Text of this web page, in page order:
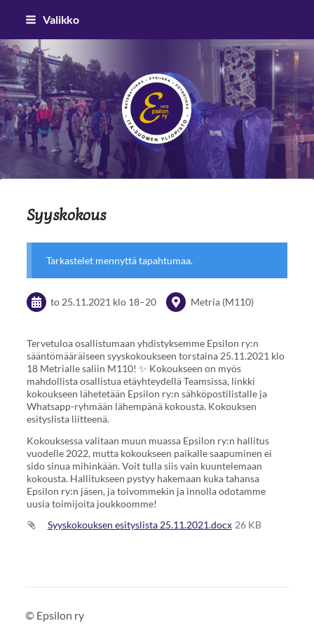
Siirry
sivun
sisältöön
Valikko
Epsilon ry
Syyskokous
Tarkastelet mennyttä tapahtumaa.
to 25.11.2021 klo 18–20 Metria (M110)
Tervetuloa osallistumaan yhdistyksemme Epsilon ry:n
sääntömääräiseen syyskokoukseen torstaina 25.11.2021 klo
18 Metrialle saliin M110! ✨ Kokoukseen on myös
mahdollista osallistua etäyhteydellä Teamsissa, linkki
kokoukseen lähetetään Epsilon ry:n sähköpostilistalle ja
Whatsapp-ryhmään lähempänä kokousta. Kokouksen
esityslista liitteenä.
Kokouksessa valitaan muun muassa Epsilon ry:n hallitus
vuodelle 2022, mutta kokoukseen paikalle saapuminen ei
sido sinua mihinkään. Voit tulla siis vain kuuntelemaan
kokousta. Hallitukseen pystyy hakemaan kuka tahansa
Epsilon ry:n jäsen, ja toivommekin ja innolla odotamme
uusia toimijoita joukkoomme!
Syyskokouksen esityslista 25.11.2021.docx 26 KB
© Epsilon ry